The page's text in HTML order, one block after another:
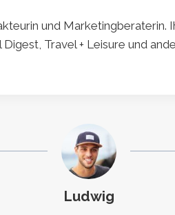
und Marketingberaterin.
Travel + Leisure und
Ludwig